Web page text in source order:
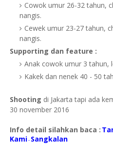
Cowok umur 26-32 tahun,
nangis.
Cewek umur 23-27 tahun,
nangis.
Supporting dan feature :
Anak cowok umur 3 tahun,
Kakek dan nenek 40 - 50
Shooting di Jakarta tapi ada
30 november 2016
Info detail silahkan baca :
Kami - Sangkalan